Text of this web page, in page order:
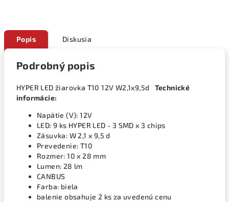
Popis Diskusia
Podrobný popis
HYPER LED žiarovka T10 12V W2,1x9,5d Technické
informácie:
Napätie (V): 12V
LED: 9 ks HYPER LED - 3 SMD x 3 chips
Zásuvka: W 2,1 x 9,5 d
Prevedenie: T10
Rozmer: 10 x 28 mm
Lumen: 28 lm
CANBUS
Farba: biela
balenie obsahuje 2 ks za uvedenú cenu